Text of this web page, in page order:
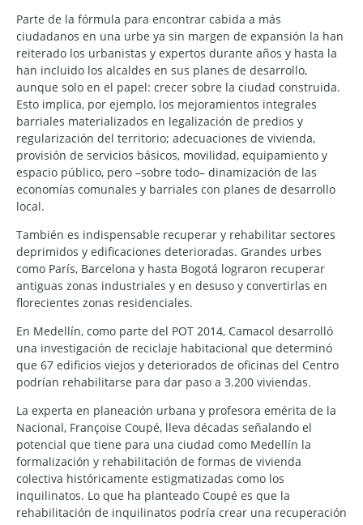
Parte de la fórmula para encontrar cabida a más
ciudadanos en una urbe ya sin margen de expansión la han
reiterado los urbanistas y expertos durante años y hasta la
han incluido los alcaldes en sus planes de desarrollo,
aunque solo en el papel: crecer sobre la ciudad construida.
Esto implica, por ejemplo, los mejoramientos integrales
barriales materializados en legalización de predios y
regularización del territorio; adecuaciones de vivienda,
provisión de servicios básicos, movilidad, equipamiento y
espacio público, pero –sobre todo– dinamización de las
economías comunales y barriales con planes de desarrollo
local.
También es indispensable recuperar y rehabilitar sectores
deprimidos y edificaciones deterioradas. Grandes urbes
como París, Barcelona y hasta Bogotá lograron recuperar
antiguas zonas industriales y en desuso y convertirlas en
florecientes zonas residenciales.
En Medellín, como parte del POT 2014, Camacol desarrolló
una investigación de reciclaje habitacional que determinó
que 67 edificios viejos y deteriorados de oficinas del Centro
podrían rehabilitarse para dar paso a 3.200 viviendas.
La experta en planeación urbana y profesora emérita de la
Nacional, Françoise Coupé, lleva décadas señalando el
potencial que tiene para una ciudad como Medellín la
formalización y rehabilitación de formas de vivienda
colectiva históricamente estigmatizadas como los
inquilinatos. Lo que ha planteado Coupé es que la
rehabilitación de inquilinatos podría crear una recuperación